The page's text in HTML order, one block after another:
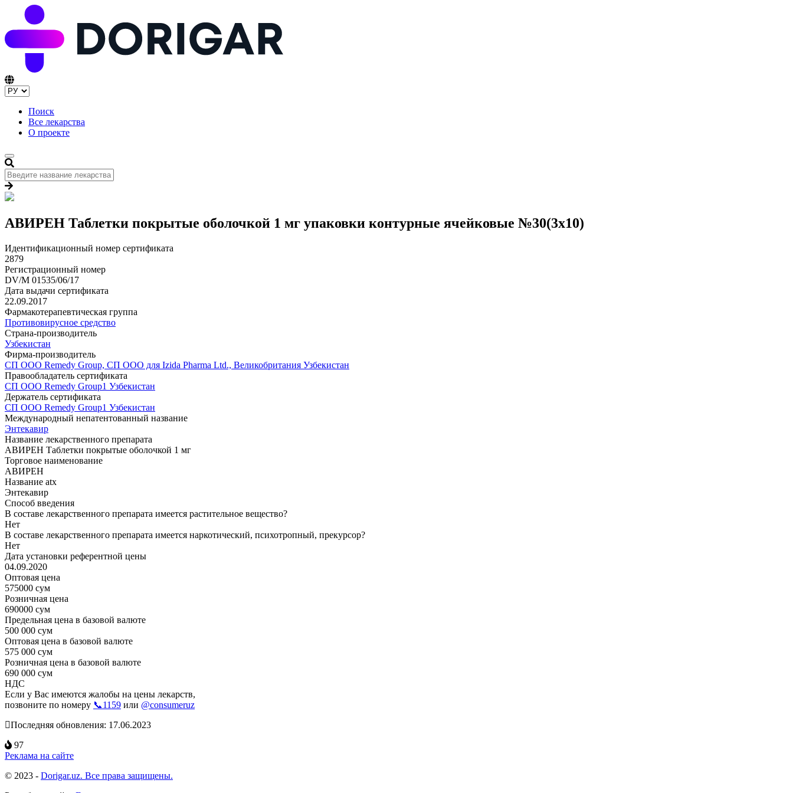
Поиск
Все лекарства
О проекте
АВИРЕН Таблетки покрытые оболочкой 1 мг упаковки контурные ячейковые №30(3x10)
Идентификационный номер сертификата
2879
Регистрационный номер
DV/M 01535/06/17
Дата выдачи сертификата
22.09.2017
Фармакотерапевтическая группа
Противовирусное средство
Страна-производитель
Узбекистан
Фирма-производитель
СП ООО Remedy Group, СП ООО для Izida Pharma Ltd., Великобритания Узбекистан
Правообладатель сертификата
СП ООО Remedy Group1 Узбекистан
Держатель сертификата
СП ООО Remedy Group1 Узбекистан
Международный непатентованный название
Энтекавир
Название лекарственного препарата
АВИРЕН Таблетки покрытые оболочкой 1 мг
Торговое наименование
АВИРЕН
Название atx
Энтекавир
Способ введения
В составе лекарственного препарата имеется растительное вещество?
Нет
В составе лекарственного препарата имеется наркотический, психотропный, прекурсор?
Нет
Дата установки референтной цены
04.09.2020
Оптовая цена
575000 сум
Розничная цена
690000 сум
Предельная цена в базовой валюте
500 000 сум
Оптовая цена в базовой валюте
575 000 сум
Розничная цена в базовой валюте
690 000 сум
НДС
Если у Вас имеются жалобы на цены лекарств,
позвоните по номеру 📞1159 или @consumeruz
Последняя обновления: 17.06.2023
97
Реклама на сайте
© 2023 - Dorigar.uz. Все права защищены.